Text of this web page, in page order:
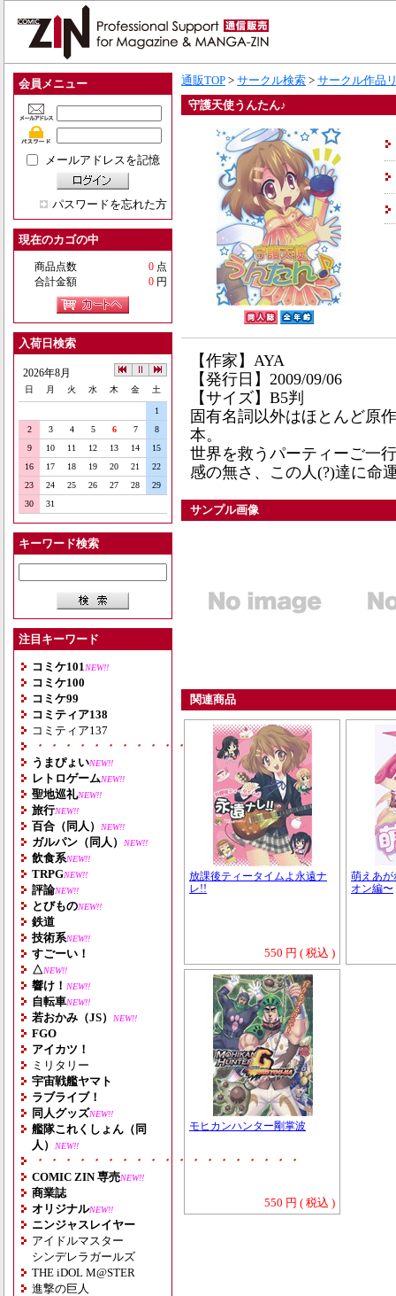
会員メニュー
メールアドレスを記憶
パスワードを忘れた方
現在のカゴの中
商品点数 0 点
合計金額
0 円
入荷日検索
2026年8月
日 月 火 水 木 金 土
1
2
3 4 5 6 7
8
9
10 11 12 13 14
15
16
17 18 19 20 21
22
23
24 25 26 27 28
29
30
31
キーワード検索
注目キーワード
コミケ101 NEW!!
コミケ100
コミケ99
コミティア138
コミティア137
・・・・・・・・・・・・・・・・・・・
うまぴょいNEW!!
レトロゲームNEW!!
聖地巡礼NEW!!
旅行NEW!!
百合（同人） NEW!!
ガルパン（同人） NEW!!
飲食系NEW!!
TRPGNEW!!
評論NEW!!
とびものNEW!!
鉄道
技術系NEW!!
すごーい！
△NEW!!
響け！ NEW!!
自転車NEW!!
若おかみ（JS） NEW!!
FGO
アイカツ！
ミリタリー
宇宙戦艦ヤマト
ラブライブ！
同人グッズNEW!!
艦隊これくしょん（同
人）
NEW!!
・・・・・・・・・・・・・・・・・・・
COMIC ZIN 専売NEW!!
商業誌
オリジナルNEW!!
ニンジャスレイヤー
アイドルマスター
シンデレラガールズ
THE iDOL M@STER
進撃の巨人
通販TOP > サークル検索 > サークル作品
守護天使うんたん♪
【作家】AYA
【発行日】2009/09/06
【サイズ】B5判
固有名詞以外はほとんど原
本。
世界を救うパーティーご一
感の無さ、この人(?)達に命
サンプル画像
関連商品
放課後ティータイムよ永遠ナ
レ!!
550 円 ( 税込 )
萌えあ
オン編〜
モヒカンハンター剛掌波
550 円 ( 税込 )